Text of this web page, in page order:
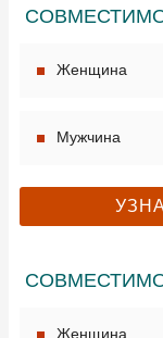
Женщина
Мужчина
Женщина